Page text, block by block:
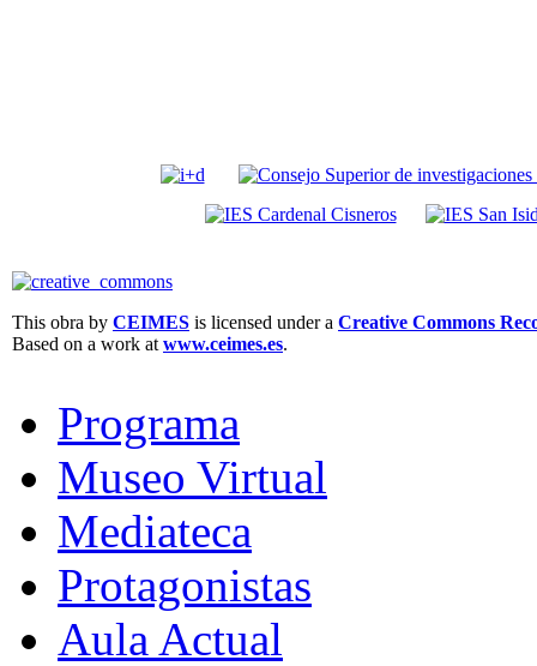
This obra by CEIMES is licensed under a Creative Commons
Based on a work at www.ceimes.es.
Programa
Museo Virtual
Mediateca
Protagonistas
Aula Actual